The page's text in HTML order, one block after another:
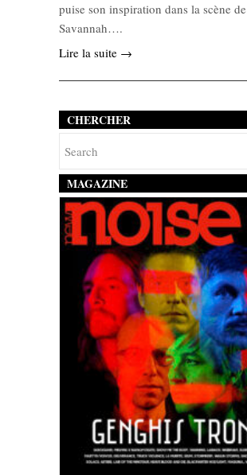
puise son inspiration dans la scène de
Savannah….
Lire la suite →
CHERCHER
MAGAZINE